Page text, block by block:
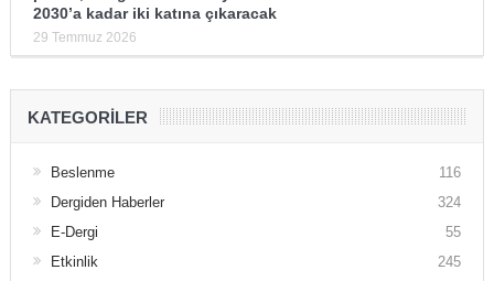
2030’a kadar iki katına çıkaracak
29 Temmuz 2026
KATEGORILER
Beslenme
116
Dergiden Haberler
324
E-Dergi
55
Etkinlik
245